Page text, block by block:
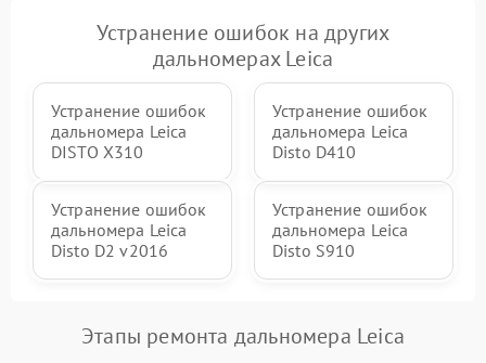
Устранение ошибок на других
дальномерах Leica
Устранение ошибок
дальномера Leica
DISTO X310
Устранение ошибок
дальномера Leica
Disto D410
Устранение ошибок
дальномера Leica
Disto D2 v2016
Устранение ошибок
дальномера Leica
Disto S910
Этапы ремонта дальномера Leica